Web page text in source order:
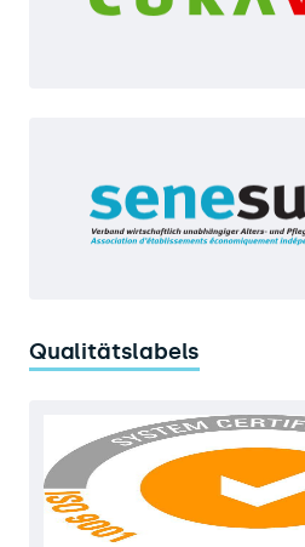
Qualitätslabels